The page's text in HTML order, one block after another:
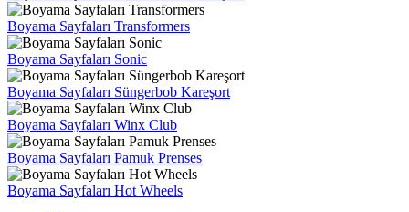
Boyama Sayfaları Transformers
Boyama Sayfaları Sonic
Boyama Sayfaları Süngerbob Kareşort
Boyama Sayfaları Winx Club
Boyama Sayfaları Pamuk Prenses
Boyama Sayfaları Hot Wheels